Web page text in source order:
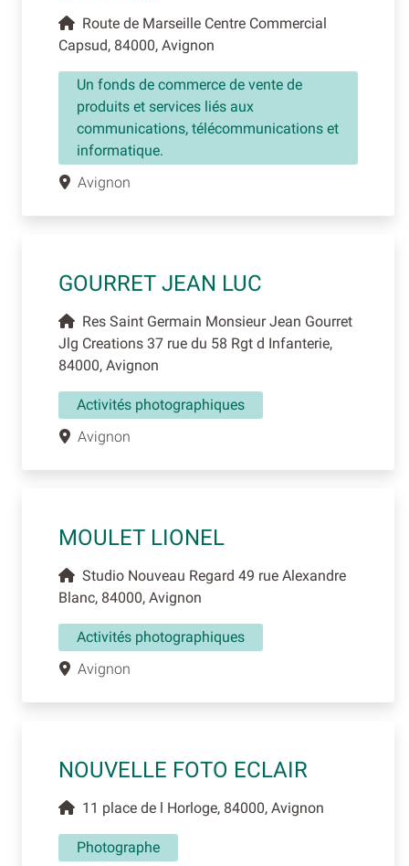
Route de Marseille Centre Commercial
Capsud, 84000, Avignon
Un fonds de commerce de vente de
produits et services liés aux
communications, télécommunications et
informatique.
Avignon
GOURRET JEAN LUC
Res Saint Germain Monsieur Jean Gourret
Jlg Creations 37 rue du 58 Rgt d Infanterie,
84000, Avignon
Activités photographiques
Avignon
MOULET LIONEL
Studio Nouveau Regard 49 rue Alexandre
Blanc, 84000, Avignon
Activités photographiques
Avignon
NOUVELLE FOTO ECLAIR
11 place de l Horloge, 84000, Avignon
Photographe